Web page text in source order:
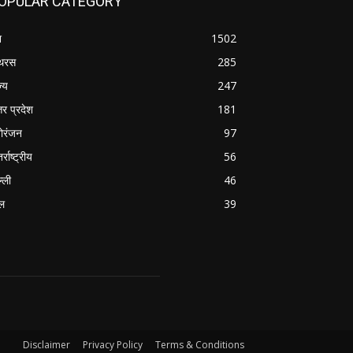
1502
285
247
प्रदेश
181
97
56
46
39
Disclaimer Privacy Policy Terms & Conditions